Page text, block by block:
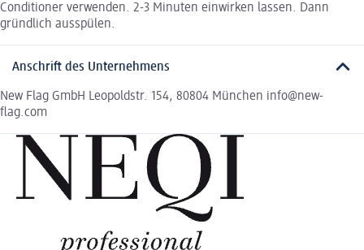
Conditioner verwenden. 2-3 Minuten einwirken lassen. Dann
gründlich ausspülen.
Anschrift des Unternehmens
New Flag GmbH Leopoldstr. 154, 80804 München info@new-
flag.com